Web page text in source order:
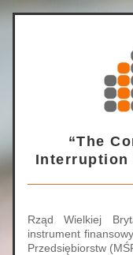
“The
Interruption
Rząd Wielkiej
instrument
Przedsiębiorstw